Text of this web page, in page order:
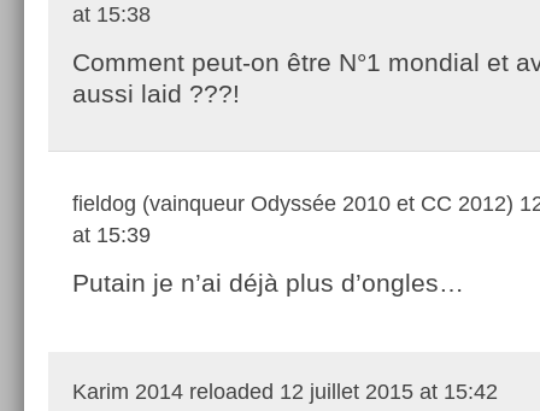
at 15:38
Comment peut-on être N°1 mondial et
aussi laid ???!
fieldog (vainqueur Odyssée 2010 et CC 2012)
at 15:39
Putain je n’ai déjà plus d’ongles…
Karim 2014 reloaded 12 juillet 2015 at 15:42